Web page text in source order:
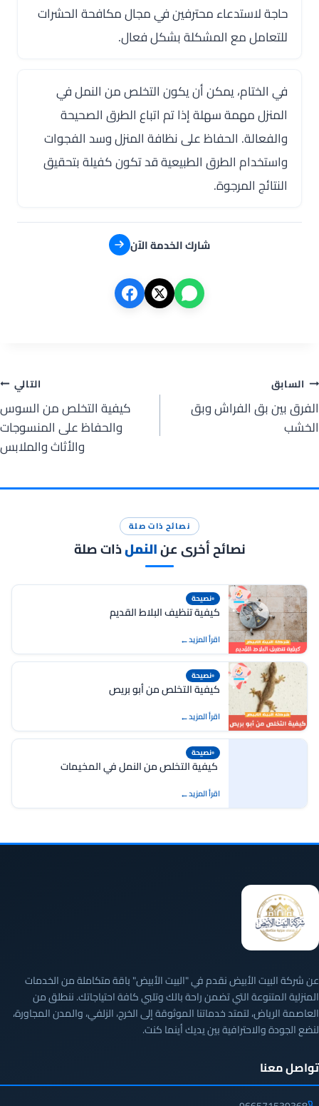
حاجة لاستدعاء محترفين في مجال مكافحة الحشرات
للتعامل مع المشكلة بشكل فعال.
في الختام، يمكن أن يكون التخلص من النمل في
المنزل مهمة سهلة إذا تم اتباع الطرق الصحيحة
والفعالة. الحفاظ على نظافة المنزل وسد الفجوات
واستخدام الطرق الطبيعية قد تكون كفيلة بتحقيق
النتائج المرجوة.
شارك الخدمة الآن
تصفّح
المقالات
السابق
الفرق بين بق الفراش وبق
الخشب
التالي
كيفية التخلص من السوس
والحفاظ على المنسوجات
والأثاث والملابس
نصائح ذات صلة
نصائح أخرى عنالنملذات صلة
نصيحة
كيفية تنظيف البلاط القديم
اقرأ المزيد
نصيحة
كيفية التخلص من أبو بريص
اقرأ المزيد
نصيحة
كيفية التخلص من النمل في المخيمات
اقرأ المزيد
عن شركة البيت الأبيض نقدم في "البيت الأبيض" باقة متكاملة من الخدمات
المنزلية المتنوعة التي تضمن راحة بالك وتلبي كافة احتياجاتك. ننطلق من
العاصمة الرياض، لتمتد خدماتنا الموثوقة إلى الخرج، الزلفي، والمدن المجاورة،
لنضع الجودة والاحترافية بين يديك أينما كنت.
تواصل معنا